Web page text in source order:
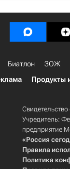
Биатлон ЗОЖ
Продукты
Учредитель:
предприятие
«Россия
Правила
Политика